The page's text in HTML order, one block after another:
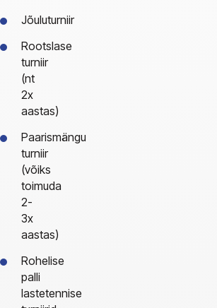
Jõuluturniir
Rootslase
turniir
(nt
2x
aastas)
Paarismängu
turniir
(võiks
toimuda
2-
3x
aastas)
Rohelise
palli
lastetennise